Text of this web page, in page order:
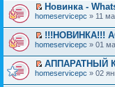
Новинка -
homeservicepc » 11
!!!НОВИНКА!!!
homeservicepc » 01
АППАРАТНЫЙ
homeservicepc » 02